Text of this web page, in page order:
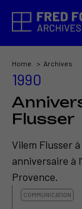
Home Archives
1990
Flusser
Vilem Flusser
anniversaire à
Provence.
COMMUNICATION